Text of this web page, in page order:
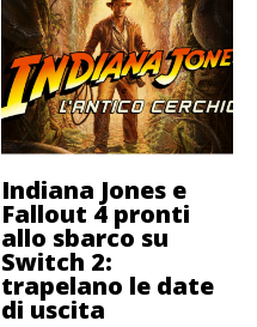
Indiana Jones e
Fallout 4 pronti
allo sbarco su
Switch 2:
trapelano le date
di uscita